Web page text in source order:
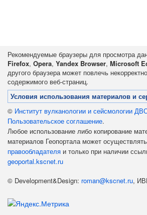
Рекомендуемые браузеры для просмотра
Firefox, Opera, Yandex Browser, Microsoft
другого браузера может повлечь
содержимого веб-страниц.
Условия использования материалов и
© Институт вулканологии и сейсмологии
Пользовательское соглашение.
Любое использование либо копирование
материалов Геопортала может
правообладателя и только при наличии
geoportal.kscnet.ru
© Development&Design: roman@kscnet.ru,